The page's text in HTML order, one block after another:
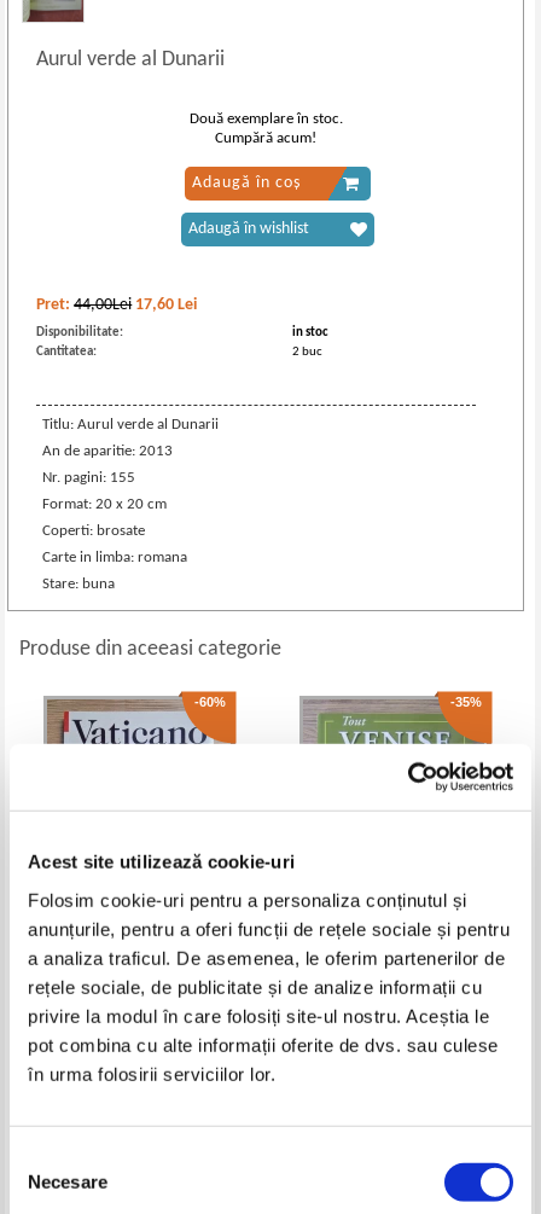
Acest site utilizează cookie-uri
Folosim cookie-uri pentru a personaliza conținutul și
anunțurile, pentru a oferi funcții de rețele sociale și pentru
a analiza traficul. De asemenea, le oferim partenerilor de
rețele sociale, de publicitate și de analize informații cu
privire la modul în care folosiți site-ul nostru. Aceștia le
pot combina cu alte informații oferite de dvs. sau culese
în urma folosirii serviciilor lor.
consimțământului
Necesare
Aurul verde al Dunarii
Pret:44,00Lei 17,60 Lei
Disponibilitate:
in stoc
Cantitatea:
2 buc
Titlu: Aurul verde al Dunarii
An de aparitie: 2013
Nr. pagini: 155
Format: 20 x 20 cm
Coperti: brosate
Carte in limba: romana
Stare: buna
Două exemplare în stoc.
Cumpără acum!
Adaugă în coș
Adaugă în wishlist
Produse din aceeasi categorie
-60%
Vaticano con gli affreschi
restaurati della Cappella Sistina,
del Giudizio universale e delle
Stanze di Raffaello
Pret: 32,00Lei 12,80
Adaugă în coș
-35%
Tout Venise
Pret: 18,85 Lei
Adaugă în coș